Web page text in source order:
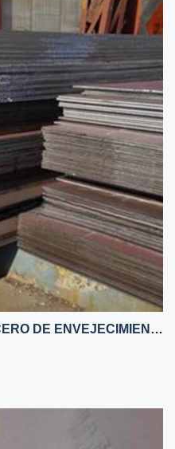
PLACAS Y LÁMINAS DE ACERO DE ENVEJECIMIENTO ATMOSFÉRICO Q355GNH EN CHINA